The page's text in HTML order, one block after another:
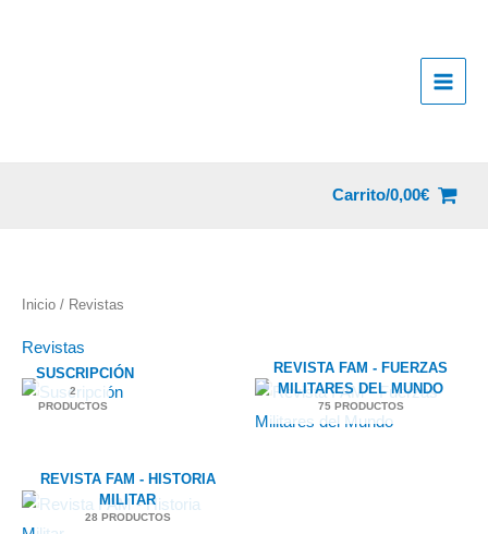
Carrito/0,00€
Inicio / Revistas
Revistas
SUSCRIPCIÓN
2
PRODUCTOS
REVISTA FAM - FUERZAS
MILITARES DEL MUNDO
75 PRODUCTOS
REVISTA FAM - HISTORIA
MILITAR
28 PRODUCTOS